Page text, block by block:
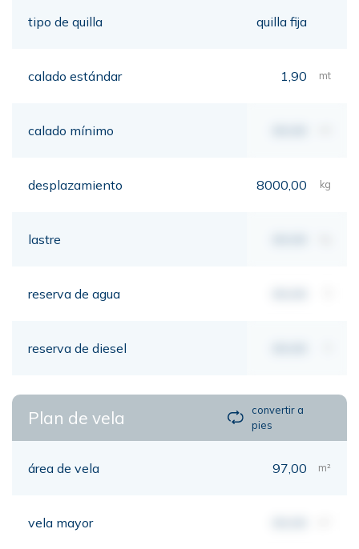
tipo de quilla quilla fija
calado estándar 1,90 mt
calado mínimo
desplazamiento 8000,00 kg
lastre
reserva de agua
reserva de diesel
Plan de vela
convertir a
pies
área de vela 97,00 m²
vela mayor